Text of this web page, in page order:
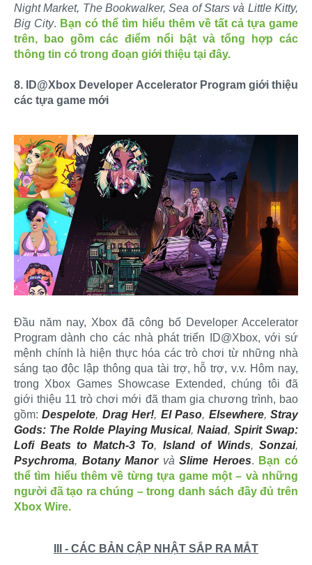
Night Market, The Bookwalker, Sea of Stars và Little Kitty,
Big City. Bạn có thể tìm hiểu thêm về tất cả tựa game
trên, bao gồm các điểm nổi bật và tổng hợp các
thông tin có trong đoạn giới thiệu tại đây.
8. ID@Xbox Developer Accelerator Program giới thiệu
các tựa game mới
Đầu năm nay, Xbox đã công bố Developer Accelerator
Program dành cho các nhà phát triển ID@Xbox, với sứ
mệnh chính là hiện thực hóa các trò chơi từ những nhà
sáng tạo độc lập thông qua tài trợ, hỗ trợ, v.v. Hôm nay,
trong Xbox Games Showcase Extended, chúng tôi đã
giới thiệu 11 trò chơi mới đã tham gia chương trình, bao
gồm:Despelote, Drag Her!, El Paso, Elsewhere,Stray
Gods: The Rolde Playing Musical,Naiad,Spirit Swap:
Lofi Beats to Match-3 To, Island of Winds, Sonzai,
Psychroma, Botany ManorvàSlime Heroes. Bạn có
thể tìm hiểu thêm về từng tựa game một – và những
người đã tạo ra chúng – trong danh sách đầy đủ trên
Xbox Wire.
III - CÁC BẢN CẬP NHẬT SẮP RA MẮT